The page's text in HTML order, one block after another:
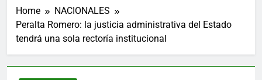
Home
NACIONALES
Peralta Romero: la justicia administrativa del Estado
tendrá una sola rectoría institucional